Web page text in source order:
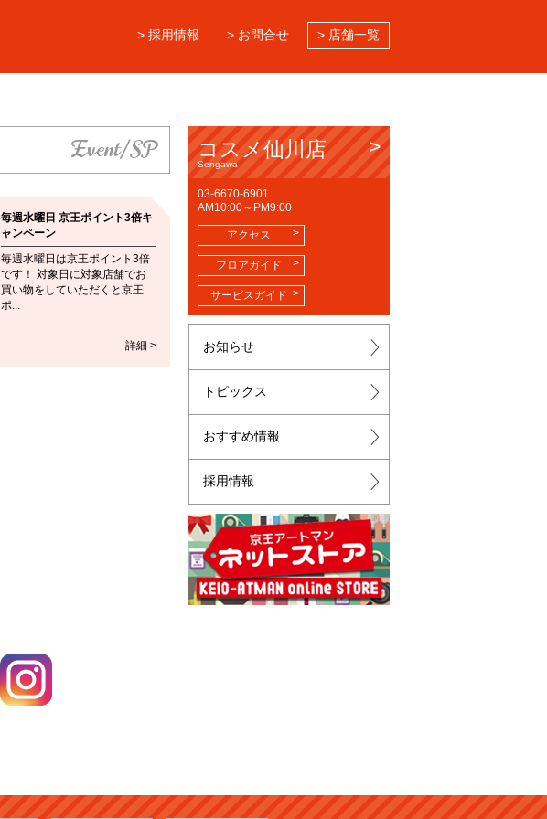
> 採用情報 > お問合せ > 店舗一覧
Event/SP
毎週水曜日 京王ポイント3倍キ
ャンペーン
毎週水曜日は京王ポイント3倍
です！ 対象日に対象店舗でお
買い物をしていただくと京王
ポ...
詳細 >
コスメ仙川店
Sengawa
03-6670-6901
AM10:00～PM9:00
アクセス
フロアガイド
サービスガイド
お知らせ
トピックス
おすすめ情報
採用情報